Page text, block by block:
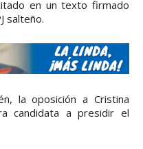
en un texto firmado
salteño.
la oposición a Cristina
candidata a presidir el